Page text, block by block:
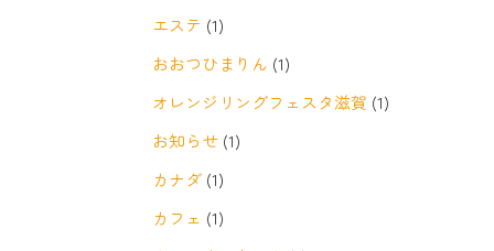
エステ (1)
おおつひまりん (1)
オレンジリングフェスタ滋賀 (1)
お知らせ (1)
カナダ (1)
カフェ (1)